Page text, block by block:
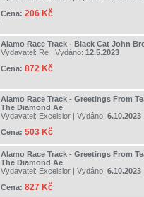
Cena: 206 Kč
Alamo Race Track - Black Cat John
Vydavatel: Re | Vydáno: 12.5.2023
Cena: 872 Kč
Alamo Race Track - Greetings From
The Diamond Ae
Vydavatel: Excelsior | Vydáno: 6.10.2023
Cena: 503 Kč
Alamo Race Track - Greetings From
The Diamond Ae
Vydavatel: Excelsior | Vydáno: 6.10.2023
Cena: 827 Kč